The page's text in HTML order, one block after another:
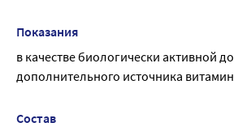
Показания
в качестве биологически активной
дополнительного источника
Состав